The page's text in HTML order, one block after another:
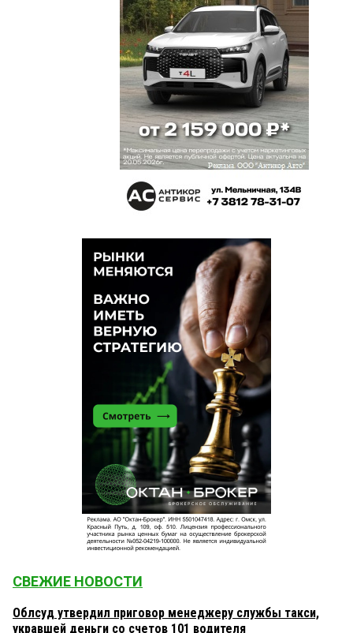
СВЕЖИЕ НОВОСТИ
Облсуд утвердил приговор менеджеру службы такси,
укравшей деньги со счетов 101 водителя